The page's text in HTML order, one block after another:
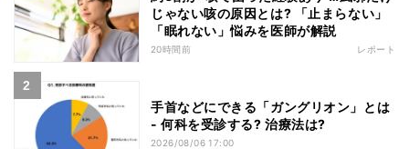
じゃない咳の原因とは? 「止まらない」
「眠れない」悩みを医師が解説
20時間前 レポート
手首などにできる「ガングリオン」とは
- 何科を受診する? 治療法は?
2026/08/06 17:00